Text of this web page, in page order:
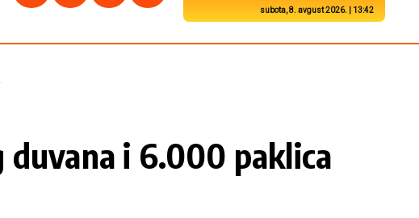
subota, 8. avgust 2026. | 13:42
duvana i 6.000 paklica